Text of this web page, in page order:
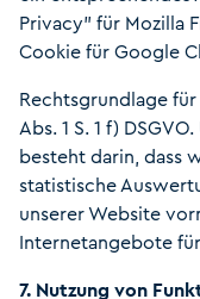
Privacy" für Mozilla
Cookie für Google
Rechtsgrundlage
Abs. 1 S. 1 f)
besteht darin, dass
statistische
unserer Website
Internetangebote
7. Nutzung von